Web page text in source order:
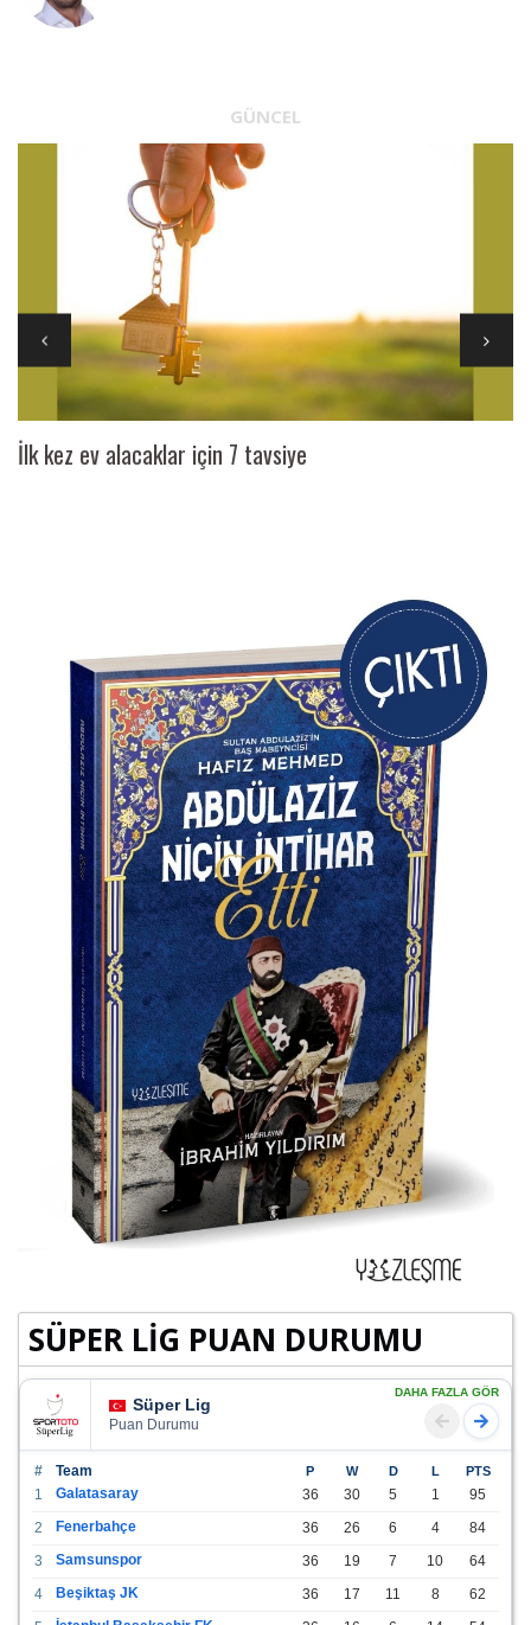
GÜNCEL
İlk kez ev alacaklar için 7 tavsiye
SÜPER LİG PUAN DURUMU
Süper Lig
Puan Durumu
DAHA FAZLA GÖR
# Team P W D L PTS
1 Galatasaray 36 30 5 1
95
2
Fenerbahçe 36 26 6 4
84
3
Samsunspor 36 19 7 10
64
4
Beşiktaş JK 36 17 11 8
62